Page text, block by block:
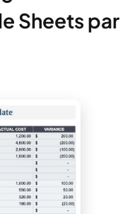
Sheets par